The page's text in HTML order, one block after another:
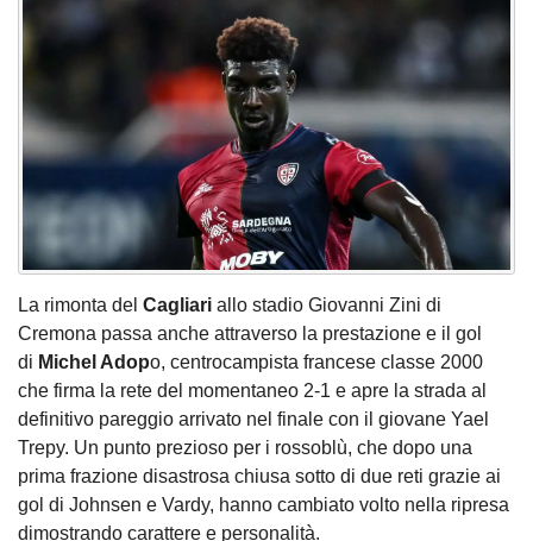
La rimonta del Cagliari allo stadio Giovanni Zini di
Cremona passa anche attraverso la prestazione e il gol
di Michel Adopo, centrocampista francese classe 2000
che firma la rete del momentaneo 2-1 e apre la strada al
definitivo pareggio arrivato nel finale con il giovane Yael
Trepy. Un punto prezioso per i rossoblù, che dopo una
prima frazione disastrosa chiusa sotto di due reti grazie ai
gol di Johnsen e Vardy, hanno cambiato volto nella ripresa
dimostrando carattere e personalità.